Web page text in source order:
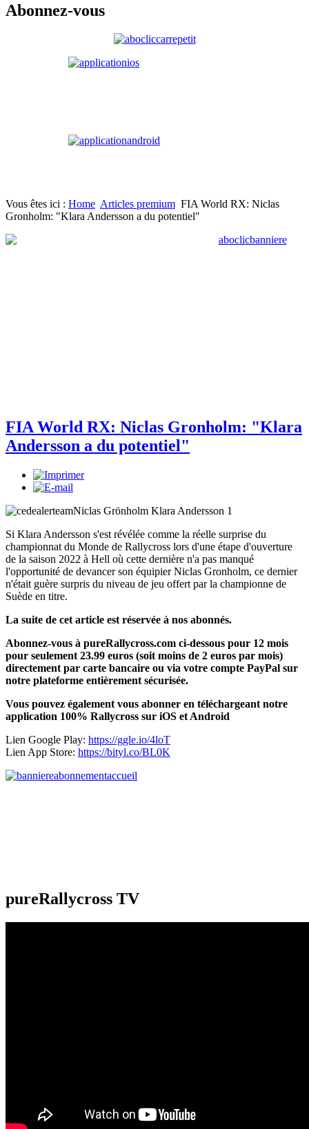
Abonnez-vous
Vous êtes ici : Home Articles premium FIA World RX: Niclas
Gronholm: "Klara Andersson a du potentiel"
FIA World RX: Niclas Gronholm: "Klara
Andersson a du potentiel"
Si Klara Andersson s'est révélée comme la réelle surprise du
championnat du Monde de Rallycross lors d'une étape d'ouverture
de la saison 2022 à Hell où cette dernière n'a pas manqué
l'opportunité de devancer son équipier Niclas Gronholm, ce dernier
n'était guère surpris du niveau de jeu offert par la championne de
Suède en titre.
La suite de cet article est réservée à nos abonnés.
Abonnez-vous à pureRallycross.com ci-dessous pour 12 mois
pour seulement 23.99 euros (soit moins de 2 euros par mois)
directement par carte bancaire ou via votre compte PayPal sur
notre plateforme entièrement sécurisée.
Vous pouvez également vous abonner en téléchargeant notre
application 100% Rallycross sur iOS et Android
Lien Google Play: https://ggle.io/4loT
Lien App Store: https://bityl.co/BL0K
pureRallycross TV